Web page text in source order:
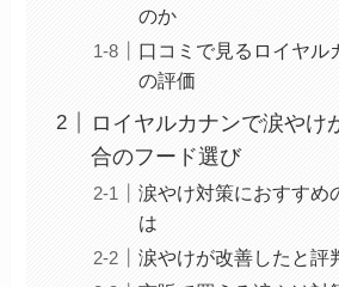
のか
口コミで見るロイヤル
の評価
ロイヤルカナンで涙やけ
合のフード選び
涙やけ対策におすすめ
は
涙やけが改善したと評